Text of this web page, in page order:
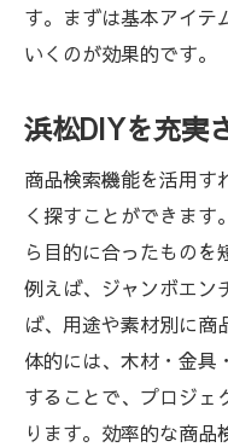
ジャンボエ
管理術
商品検索を
ニック
浜松で叶える日
浜松DIYで理
訣
ジャンボエ
能性
DIY初心者も
す。まずは基本アイテ
いくのが効果的です。
浜松DIYを充実
商品検索機能を活用す
く探すことができます
ら目的に合ったものを
例えば、ジャンボエン
ば、用途や素材別に商
体的には、木材・金具
することで、プロジェ
ります。効率的な商